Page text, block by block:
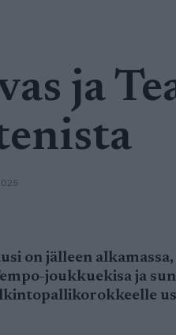
ja
on jälleen
joukkuekisa ja